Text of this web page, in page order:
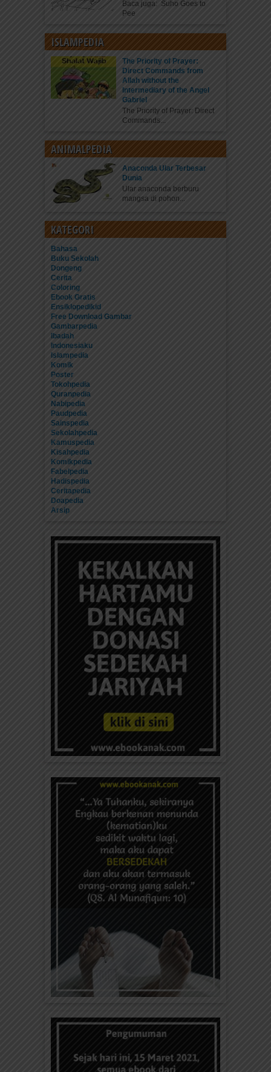
Baca juga: Suho Goes to
Pee
ISLAMPEDIA
The Priority of Prayer:
Direct Commands from
Allah without the
Intermediary of the Angel
Gabriel
The Priority of Prayer: Direct
Commands...
ANIMALPEDIA
Anaconda Ular Terbesar
Dunia
Ular anaconda berburu
mangsa di pohon...
KATEGORI
Bahasa
Buku Sekolah
Dongeng
Cerita
Coloring
Ebook Gratis
Ensiklopedikid
Free Download Gambar
Gambarpedia
Ibadah
Indonesiaku
Islampedia
Komik
Poster
Tokohpedia
Quranpedia
Nabipedia
Paudpedia
Sainspedia
Sekolahpedia
Kamuspedia
Kisahpedia
Komikpedia
Fabelpedia
Hadispedia
Ceritapedia
Doapedia
Arsip